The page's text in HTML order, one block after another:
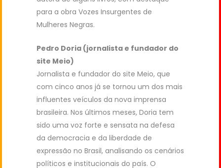
para a obra Vozes Insurgentes de
Mulheres Negras.
Pedro Doria (jornalista e fundador do
site Meio)
Jornalista e fundador do site Meio, que
com cinco anos já se tornou um dos mais
influentes veículos da nova imprensa
brasileira. Nos últimos meses, Doria tem
sido uma voz forte e sensata na defesa
da democracia e da liberdade de
expressão no Brasil, analisando os cenários
políticos e institucionais do país. O